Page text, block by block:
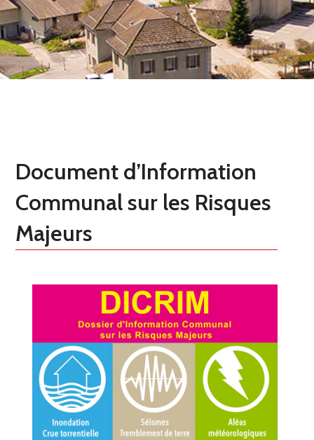
Document d’Information
Communal sur les Risques
Majeurs